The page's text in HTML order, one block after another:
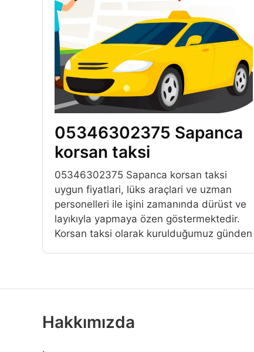
05346302375 Sapanca
korsan taksi
05346302375 Sapanca korsan taksi
uygun fiyatlari, lüks araçlari ve uzman
personelleri ile işini zamanında dürüst ve
layıkıyla yapmaya özen göstermektedir.
Korsan taksi olarak kurulduğumuz günden
Hakkımızda